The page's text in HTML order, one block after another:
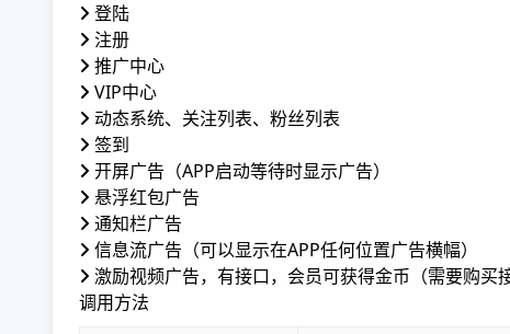
登陆
注册
推广中心
VIP中心
动态系统、关注列表、粉丝列表
签到
开屏广告（APP启动等待时显示广告）
悬浮红包广告
通知栏广告
信息流广告（可以显示在APP任何位置广告横幅）
激励视频广告，有接口，会员可获得金币（需要购买
调用方法